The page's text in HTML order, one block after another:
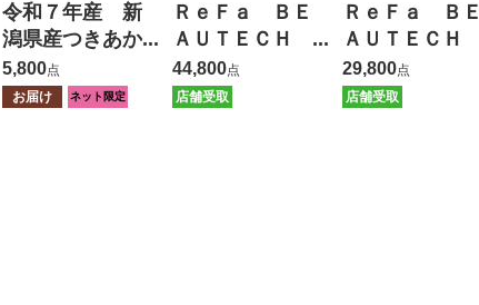
令和７年産 新
潟県産つきあか
り ５ｋｇ
5,800点
お届け
ネット限定
ＲｅＦａ ＢＥ
ＡＵＴＥＣＨ
ＤＲＹＥＲ Ｓ
ＭＡＲＴ Ｗ
44,800点
店舗受取
ＲｅＦａ ＢＥ
ＡＵＴＥＣＨ
ＳＴＲＡＩＧＨ
Ｔ ＩＲＯＮ
29,800点
店舗受取